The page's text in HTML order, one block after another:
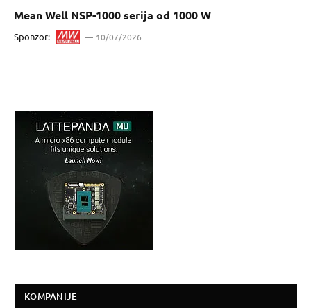
Mean Well NSP-1000 serija od 1000 W
Sponzor: 10/07/2026
KOMPANIJE